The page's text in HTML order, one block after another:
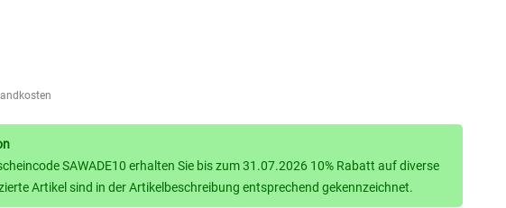
SAWADE10 erhalten Sie bis zum 31.07.2026 10% Rabatt auf diverse
Artikel sind in der Artikelbeschreibung entsprechend gekennzeichnet.